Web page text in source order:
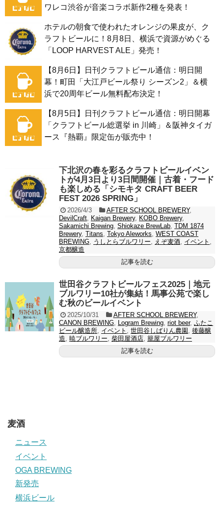
ワレコ渋谷が音楽コラボ新作2種を発表！
ホテルの朝食で使われたオレンジの果皮が、ク
ラフトビールに！8月8日、横浜で資源がめぐる
「LOOP HARVEST ALE」発売！
【8月6日】日刊クラフトビール通信：明日開
幕！町田「大江戸ビール祭り シーズン2」＆横
浜で20周年ビール無料配布決定！
【8月5日】日刊クラフトビール通信：明日開幕
「クラフトビール総選挙 in 川崎」＆阪神タイガ
ース『熱覇』限定缶が販売中！
下北沢の春を彩るクラフトビールイベン
トが4月3日より3日間開催｜古着・フード
も楽しめる「シモキタ CRAFT BEER
FEST 2026 SPRING」
2026/4/3 AFTER SCHOOL BREWERY,
DevilCraft, Kaigan Brewery, KOBO Brewery,
Sakamichi Brewing, Shiokaze BrewLab, TDM 1874
Brewery, Titans, Tokyo Aleworks, WEST COAST
BREWING, うしとらブルワリー, えぞ麦酒, イベント ,
京都醸造
記事を読む
世田谷クラフトビールフェス2025｜地元
ブルワリー10社が集結！馬事公苑で楽し
む秋のビールイベント
2025/10/31 AFTER SCHOOL BREWERY,
CANON BREWING, Logram Brewing, riot beer, ふたこ
ビール醸造所, イベント , 世田谷しばりん農園 , 後藤醸
造, 暁ブルワリー, 柴田屋酒店, 籠屋ブルワリー
記事を読む
麦酒
ニュース
イベント
OGA BREWING
新発売
横浜ビール